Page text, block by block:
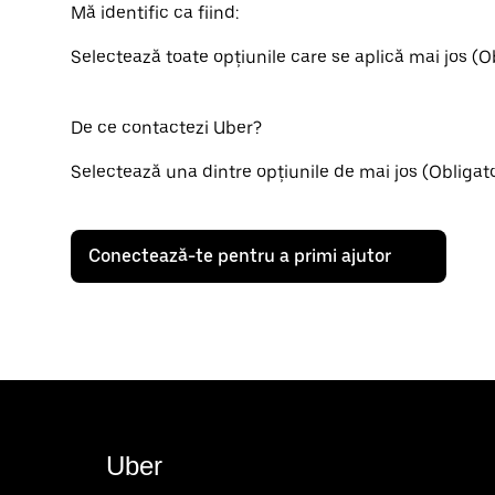
Mă identific ca fiind:
Selectează toate opțiunile care se aplică mai jos
De ce contactezi Uber?
Selectează una dintre opțiunile de mai jos
Conectează-te pentru a primi ajutor
Uber